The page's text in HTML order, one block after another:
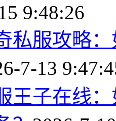
9:48:26
私服攻略
7-13
王子在线